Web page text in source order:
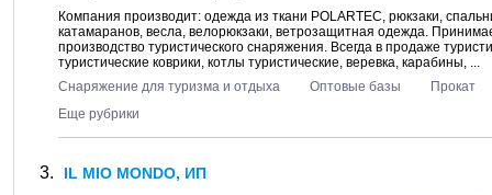
Компания производит: одежда из ткани POLARTEC, рюкзаки,
катамаранов, весла, велорюкзаки, ветрозащитная одежда.
производство туристического снаряжения. Всегда в продаже
туристические коврики, котлы туристические, веревка, карабины, ...
Снаряжение для туризма и отдыха
Оптовые базы
Прокат
Еще рубрики
IL MIO MONDO, ИП